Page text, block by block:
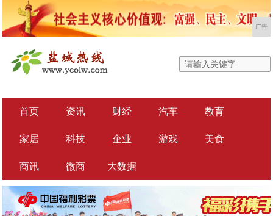
广告
首页 资讯 财经 汽车 教育
家居 科技 企业 游戏 美食
商讯 微商 大数据